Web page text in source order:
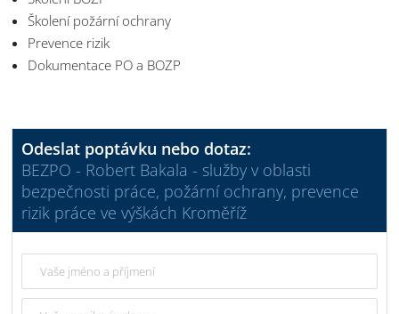
Školení požární ochrany
Prevence rizik
Dokumentace PO a BOZP
Odeslat poptávku nebo dotaz:
BEZPO - Robert Bakala - služby v oblasti
bezpečnosti práce, požární ochrany, prevence
rizik práce ve výškách Kroměříž